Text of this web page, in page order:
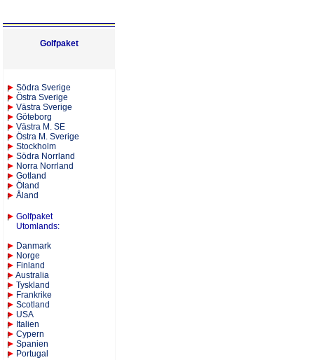
Golfpaket
Södra Sverige
Östra Sverige
Västra Sverige
Göteborg
Västra M. SE
Östra M. Sverige
Stockholm
Södra Norrland
Norra Norrland
Gotland
Öland
Åland
Golfpaket
Utomlands:
Danmark
Norge
Finland
Australia
Tyskland
Frankrike
Scotland
USA
Italien
Cypern
Spanien
Portugal